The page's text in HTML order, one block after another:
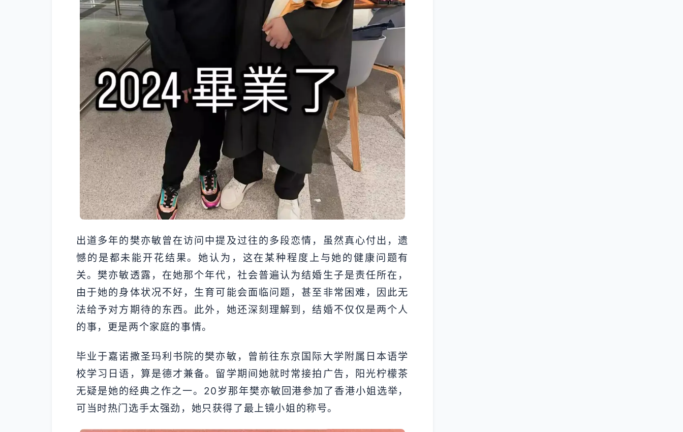
出道多年的樊亦敏曾在访问中提及过往的多段恋情，虽然真心付出，遗
憾的是都未能开花结果。她认为，这在某种程度上与她的健康问题有
关。樊亦敏透露，在她那个年代，社会普遍认为结婚生子是责任所在，
由于她的身体状况不好，生育可能会面临问题，甚至非常困难，因此无
法给予对方期待的东西。此外，她还深刻理解到，结婚不仅仅是两个人
的事，更是两个家庭的事情。
毕业于嘉诺撒圣玛利书院的樊亦敏，曾前往东京国际大学附属日本语学
校学习日语，算是德才兼备。留学期间她就时常接拍广告，阳光柠檬茶
无疑是她的经典之作之一。20岁那年樊亦敏回港参加了香港小姐选举，
可当时热门选手太强劲，她只获得了最上镜小姐的称号。